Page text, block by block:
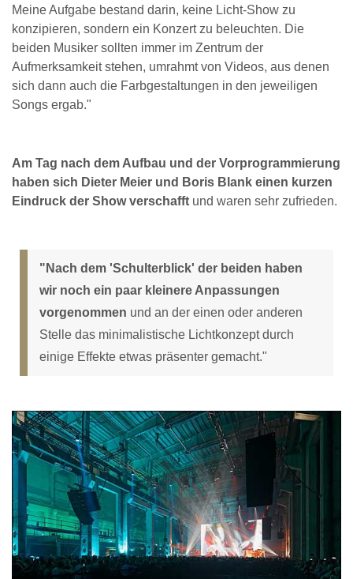
Meine Aufgabe bestand darin, keine Licht-Show zu
konzipieren, sondern ein Konzert zu beleuchten. Die
beiden Musiker sollten immer im Zentrum der
Aufmerksamkeit stehen, umrahmt von Videos, aus denen
sich dann auch die Farbgestaltungen in den jeweiligen
Songs ergab."
Am Tag nach dem Aufbau und der Vorprogrammierung
haben sich Dieter Meier und Boris Blank einen kurzen
Eindruck der Show verschafft und waren sehr zufrieden.
"Nach dem 'Schulterblick' der beiden haben
wir noch ein paar kleinere Anpassungen
vorgenommen und an der einen oder anderen
Stelle das minimalistische Lichtkonzept durch
einige Effekte etwas präsenter gemacht."